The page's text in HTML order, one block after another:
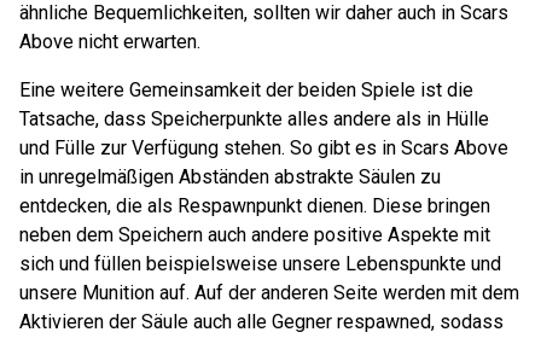
ähnliche Bequemlichkeiten, sollten wir daher auch in Scars
Above nicht erwarten.
Eine weitere Gemeinsamkeit der beiden Spiele ist die
Tatsache, dass Speicherpunkte alles andere als in Hülle
und Fülle zur Verfügung stehen. So gibt es in Scars Above
in unregelmäßigen Abständen abstrakte Säulen zu
entdecken, die als Respawnpunkt dienen. Diese bringen
neben dem Speichern auch andere positive Aspekte mit
sich und füllen beispielsweise unsere Lebenspunkte und
unsere Munition auf. Auf der anderen Seite werden mit dem
Aktivieren der Säule auch alle Gegner respawned, sodass